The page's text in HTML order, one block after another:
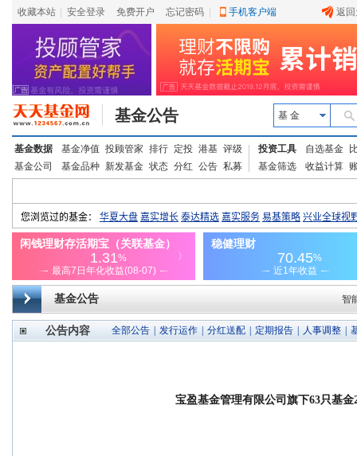
收藏本站 安全登录 免费开户 忘记密码 手机客户端 返
基金公告 基 金
基金数据 基金净值 投顾管家 排行 定投 港基 评级
基金公司
基金品种 新发基金 状态 分红 公告 私募
投资工具 自选基金
基金筛选
收益计算
基金公告 智
公告内容 全部公告 发行运作 分红送配 定期报告 人事调整
宝盈基金管理有限公司旗下63只基